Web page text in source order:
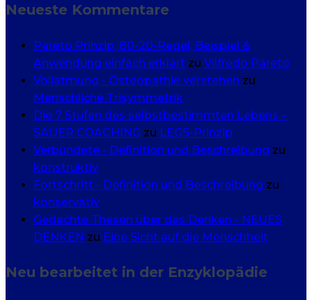
Neueste Kommentare
Pareto Prinzip, 80-20-Regel, Beispiel &
Anwendung einfach erklärt zu Vilfredo Pareto
Vollatmung - Osteopathie verstehen zu
Menschliche Trisymmetrik
Die 7 Stufen des selbstbestimmten Lebens –
SAUER COACHING zu LEGS-Prinzip
Verbündete - Definition und Beschreibung zu
konstruktiv
Fortschritt - Definition und Beschreibung zu
konservativ
Gedachte Thesen über das Denken - NEUES
DENKEN zu Eine Sicht auf die Menschheit
Neu bearbeitet in der Enzyklopädie